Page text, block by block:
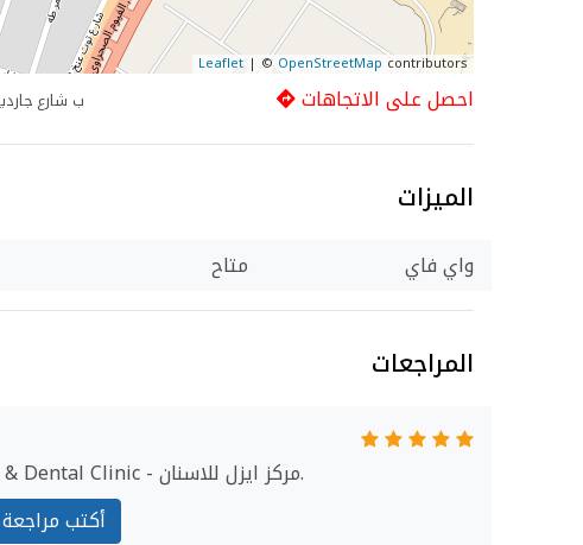
Leaflet| © OpenStreetMap contributors
225 ب شارع احصل على الاتجاهات
الميزات
واي فاي متاح
المراجعات
ابدأ مراجعة IZEL Skincare & Dental Clinic - مركز ايزل للاسنان.
أكتب مراجعة